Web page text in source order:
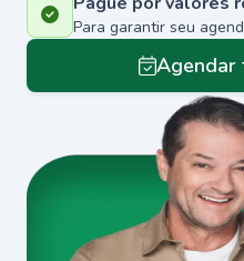
Para garantir seu
Agendar